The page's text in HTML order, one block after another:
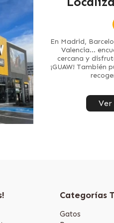
En Madrid,
Valencia...
cercana y
¡GUAW! También
Ver
Categorías
Gatos